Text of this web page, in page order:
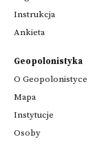
Instrukcja
Ankieta
Geopolonistyka
O Geopolonistyce
Mapa
Instytucje
Osoby